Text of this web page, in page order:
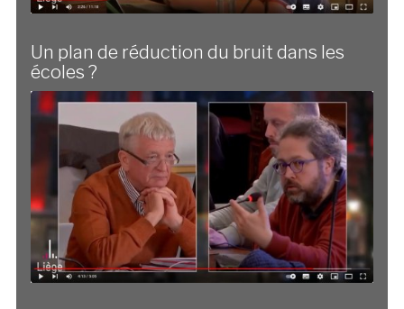
Un plan de réduction du bruit dans les
écoles ?